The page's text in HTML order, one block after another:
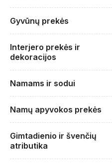
Gyvūnų prekės
Interjero prekės ir
dekoracijos
Namams ir sodui
Namų apyvokos prekės
Gimtadienio ir švenčių
atributika